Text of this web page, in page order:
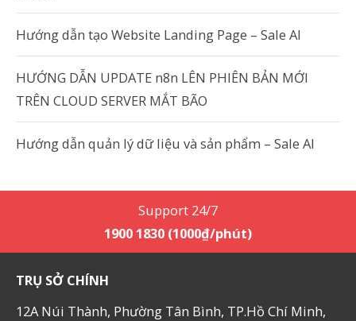
Hướng dẫn tạo Website Landing Page – Sale AI
HƯỚNG DẪN UPDATE n8n LÊN PHIÊN BẢN MỚI
TRÊN CLOUD SERVER MẮT BÃO
Hướng dẫn quản lý dữ liệu và sản phẩm – Sale AI
Support 24/7
1900 1830 (1000₫/phút)
TRỤ SỞ CHÍNH
12A Núi Thành, Phường Tân Bình, TP.Hồ Chí Minh,